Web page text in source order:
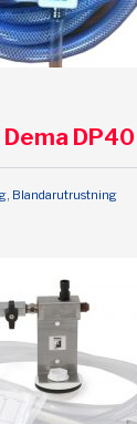
DP40
Blandarutrustning